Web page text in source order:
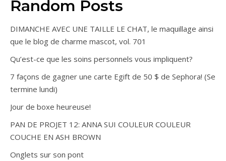
Random Posts
DIMANCHE AVEC UNE TAILLE LE CHAT, le maquillage ainsi
que le blog de charme mascot, vol. 701
Qu’est-ce que les soins personnels vous impliquent?
7 façons de gagner une carte Egift de 50 $ de Sephora! (Se
termine lundi)
Jour de boxe heureuse!
PAN DE PROJET 12: ANNA SUI COULEUR COULEUR
COUCHE EN ASH BROWN
Onglets sur son pont